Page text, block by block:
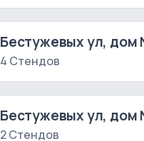
Бестужевых ул,
4 Стендов
Бестужевых ул, дом
2 Стендов